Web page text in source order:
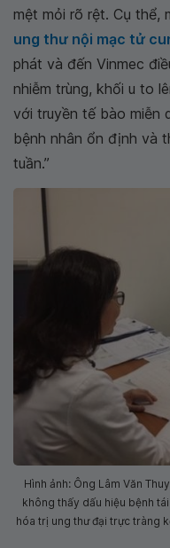
mệt mỏi rõ rệt. Cụ thể,
ung thư nội mạc tử
phát và đến Vinmec
nhiễm trùng, khối u to
với truyền tế bào miễn
bệnh nhân ổn định và
tuần.”
Hình ảnh: Ông Lâm Văn
không thấy dấu hiệu bệnh
hóa trị ung thư đại trực tràng